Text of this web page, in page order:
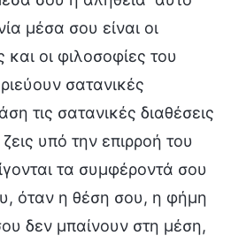
μέσα σου είναι οι
και οι φιλοσοφίες του
σατανικές
τις σατανικές διαθέσεις
υπό την επιρροή του
τα συμφέροντά σου
όταν η θέση σου, η φήμη
δεν μπαίνουν στη μέση,